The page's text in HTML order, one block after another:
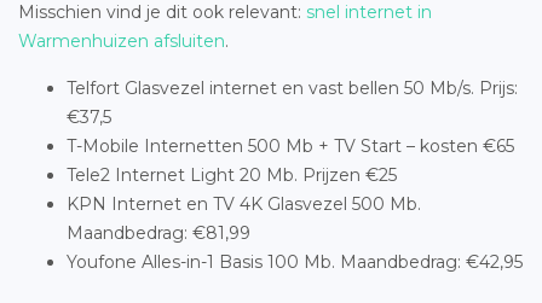
Misschien vind je dit ook relevant: snel internet in
Warmenhuizen afsluiten.
Telfort Glasvezel internet en vast bellen 50 Mb/s. Prijs:
€37,5
T-Mobile Internetten 500 Mb + TV Start – kosten €65
Tele2 Internet Light 20 Mb. Prijzen €25
KPN Internet en TV 4K Glasvezel 500 Mb.
Maandbedrag: €81,99
Youfone Alles-in-1 Basis 100 Mb. Maandbedrag: €42,95